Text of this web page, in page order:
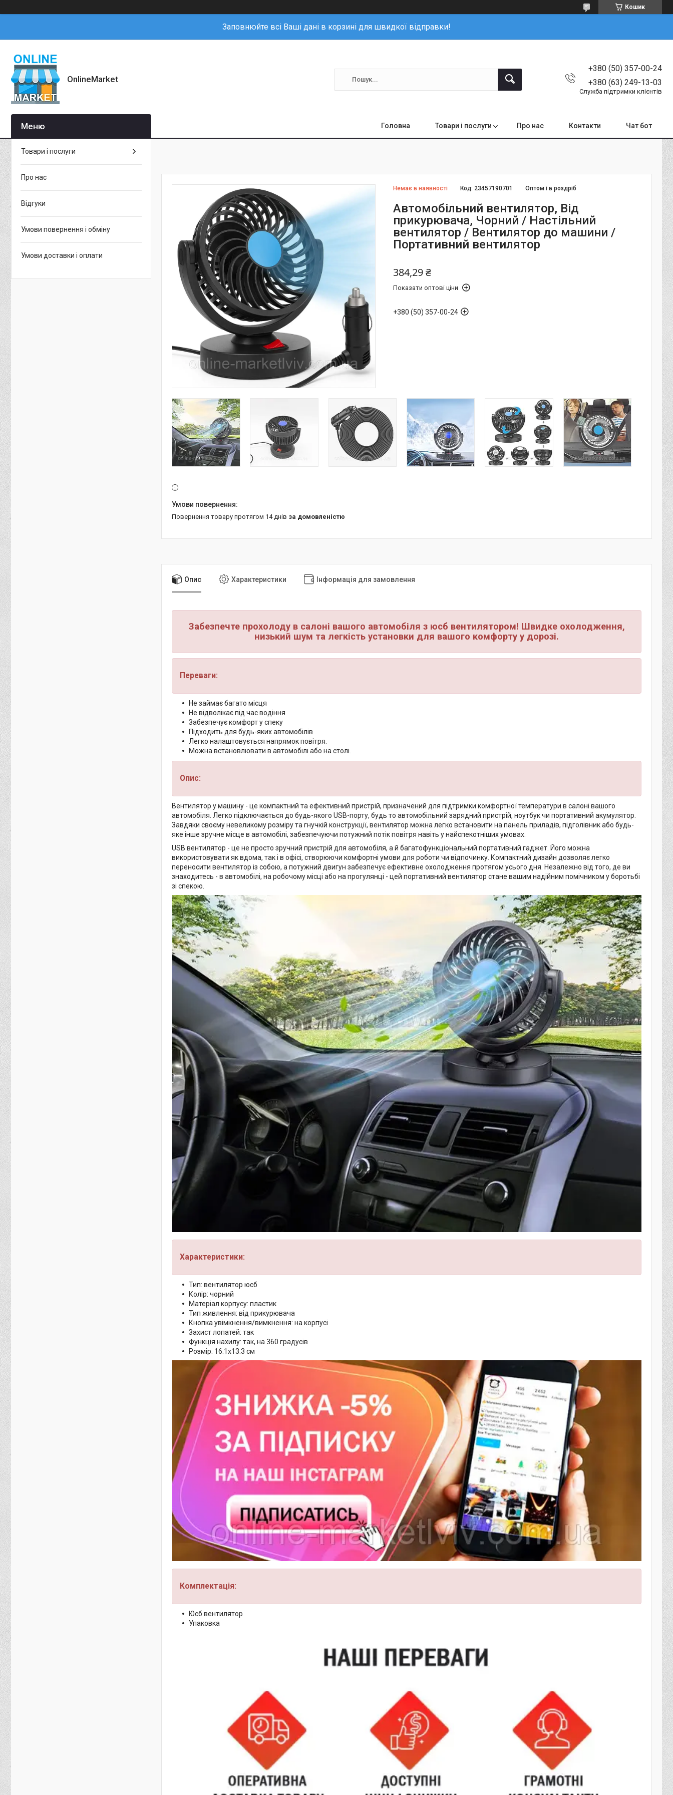
Кошик
Заповнюйте всі Ваші дані в корзині для швидкої відправки!
OnlineMarket
+380 (50) 357-00-24
+380 (63) 249-13-03
Служба підтримки клієнтів
Головна Товари і послуги Про нас Контакти Чат бот
Немає в наявності Оптом і в роздріб
Код: 23457190701
Автомобільний вентилятор, Від
прикурювача, Чорний / Настільний
вентилятор / Вентилятор до машини /
Портативний вентилятор
384,29 ₴
Показати оптові ціни
+380 (50) 357-00-24
повернення товару протягом 14 днів за домовленістю
Опис Характеристики Інформація для замовлення
Забезпечте прохолоду в салоні вашого автомобіля з юсб вентилятором! Швидке охолодження,
низький шум та легкість установки для вашого комфорту у дорозі.
Переваги:
Не займає багато місця
Не відволікає під час водіння
Забезпечує комфорт у спеку
Підходить для будь-яких автомобілів
Легко налаштовується напрямок повітря.
Можна встановлювати в автомобілі або на столі.
Опис:
Вентилятор у машину - це компактний та ефективний пристрій, призначений для підтримки комфортної температури в салоні вашого
автомобіля. Легко підключається до будь-якого USB-порту, будь то автомобільний зарядний пристрій, ноутбук чи портативний акумулятор.
Завдяки своєму невеликому розміру та гнучкій конструкції, вентилятор можна легко встановити на панель приладів, підголівник або будь-
яке інше зручне місце в автомобілі, забезпечуючи потужний потік повітря навіть у найспекотніших умовах.
USB вентилятор - це не просто зручний пристрій для автомобіля, а й багатофункціональний портативний гаджет. Його можна
використовувати як вдома, так і в офісі, створюючи комфортні умови для роботи чи відпочинку. Компактний дизайн дозволяє легко
переносити вентилятор із собою, а потужний двигун забезпечує ефективне охолодження протягом усього дня. Незалежно від того, де ви
знаходитесь - в автомобілі, на робочому місці або на прогулянці - цей портативний вентилятор стане вашим надійним помічником у боротьбі
зі спекою.
Характеристики:
Тип: вентилятор юсб
Колір: чорний
Матеріал корпусу: пластик
Тип живлення: від прикурювача
Кнопка увімкнення/вимкнення: на корпусі
Захист лопатей: так
Функція нахилу: так, на 360 градусів
Розмір: 16.1х13.3 см
Комплектація:
Юсб вентилятор
Упаковка
Товари і послуги
Про нас
Відгуки
Умови повернення і обміну
Умови доставки і оплати